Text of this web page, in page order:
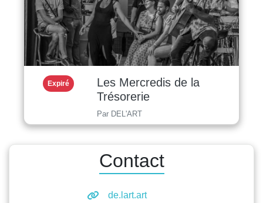
Expiré
Les Mercredis de la
Trésorerie
Par DEL'ART
Contact
de.lart.art